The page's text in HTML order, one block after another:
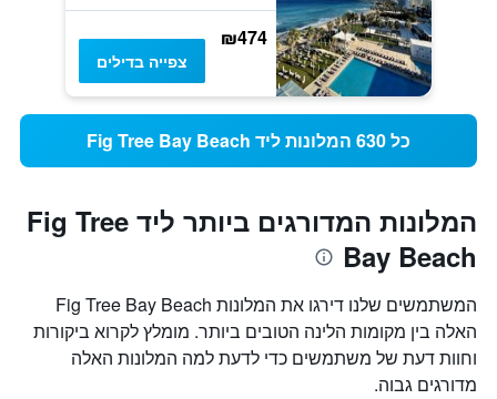
₪474
צפייה בדילים
כל 630 המלונות ליד Fig Tree Bay Beach
המלונות המדורגים ביותר ליד Fig Tree
Bay Beach
המשתמשים שלנו דירגו את המלונות Fig Tree Bay Beach
האלה בין מקומות הלינה הטובים ביותר. מומלץ לקרוא ביקורות
וחוות דעת של משתמשים כדי לדעת למה המלונות האלה
מדורגים גבוה.